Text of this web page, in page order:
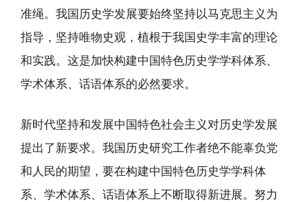
准绳。我国历史学发展要始终坚持以马克思主义为
指导，坚持唯物史观，植根于我国史学丰富的理论
和实践。这是加快构建中国特色历史学学科体系、
学术体系、话语体系的必然要求。
新时代坚持和发展中国特色社会主义对历史学发展
提出了新要求。我国历史研究工作者绝不能辜负党
和人民的期望，要在构建中国特色历史学学科体
系、学术体系、话语体系上不断取得新进展。努力